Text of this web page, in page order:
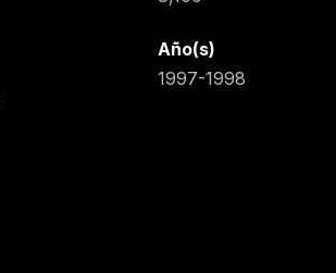
Año(s)
1997-1998